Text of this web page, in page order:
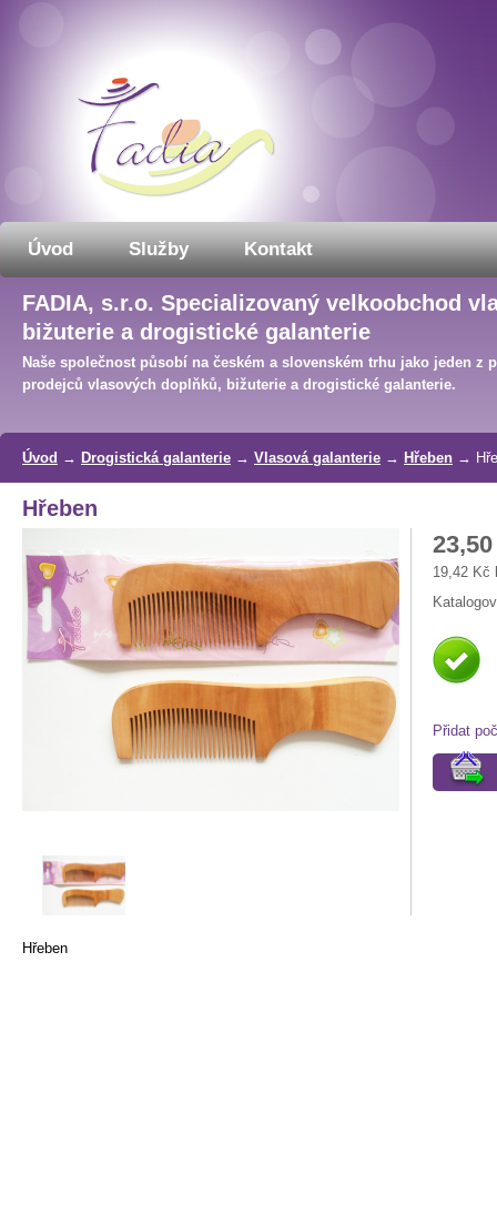
Úvod Služby Kontakt
FADIA, s.r.o. Specializovaný velkoobchod
bižuterie a drogistické galanterie
Naše společnost působí na českém a slovenském trhu jako jeden z
prodejců vlasových doplňků, bižuterie a drogistické galanterie.
Úvod → Drogistická galanterie → Vlasová galanterie → Hřeben →
Hřeben
19,42 Kč
Přidat
Hřeben